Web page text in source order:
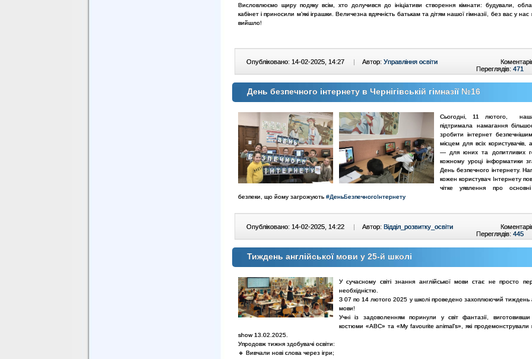
Висловлюємо щиру подяку всім, хто долучився до ініціативи створення кімнати: будували,
кабінет і приносили м’які іграшки. Величезна вдячність батькам та дітям нашої гімназії, без вас у нас
вийшло!
Опубліковано: 14-02-2025, 14:27 | Автор: Управління освіти
Переглядів: 471
День безпечного інтернету в Чернігівській гімназії №16
Сьогодні, 11 лютого, наша
підтримала намагання
зробити інтернет
місцем для всіх користувачів,
— для юних та допитливих
кожному уроці інформатики
День безпечного інтернету.
кожен користувач Інтернету
чітке уявлення про
безпеки, що йому загрожують #ДеньБезпечногоІнтернету
Опубліковано: 14-02-2025, 14:22 | Автор: Відділ_розвитку_освіти
Переглядів: 445
Тиждень англійської мови у 25-й школі
У сучасному світі знання англійської мови стає не просто
необхідністю.
З 07 по 14 лютого 2025 у школі проведено захоплюючий тиждень
мови!
Учні із задоволенням поринули у світ фантазії, виготовивши
костюми «ABC» та «My favourite animal’s», які продемонстрували
show 13.02.2025.
Упродовж тижня здобувачі освіти:
🔹 Вивчали нові слова через ігри;